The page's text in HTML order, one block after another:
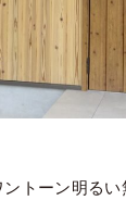
トーン明る